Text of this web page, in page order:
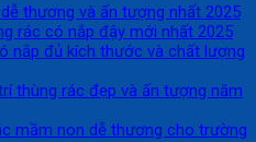
thương và ấn tượng nhất 2025
rác có nắp đậy mới nhất 2025
nắp đủ kích thước và chất lượng
thùng rác đẹp và ấn tượng năm
mầm non dễ thương cho trường